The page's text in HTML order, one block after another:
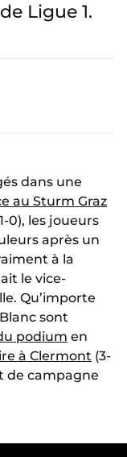
Ligue 1.
dans une
au Sturm Graz
0), les joueurs
après un
à la
le vice-
Qu’importe
sont
podium en
à Clermont (3-
de campagne